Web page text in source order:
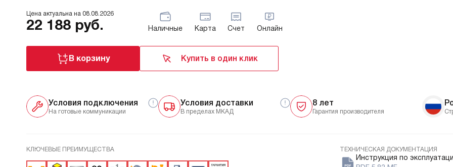
Цена актуальна на 08.08.2026
22 188 руб. Наличные Карта Счет Онлайн
В корзину Купить в один клик
Условия доставки
В пределах МКАД
8 лет
Гарантия производителя
Условия подключения
На готовые коммуникации
КЛЮЧЕВЫЕ ПРЕИМУЩЕСТВА ТЕХНИЧЕСКАЯ ДОКУМЕНТАЦИЯ
Инструкция по